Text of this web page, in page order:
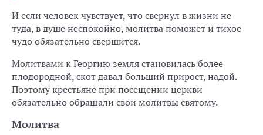
И если человек чувствует, что свернул в жизни не
туда, в душе неспокойно, молитва поможет и тихое
чудо обязательно свершится.
Молитвами к Георгию земля становилась более
плодородной, скот давал больший прирост, надой.
Поэтому крестьяне при посещении церкви
обязательно обращали свои молитвы святому.
Молитва